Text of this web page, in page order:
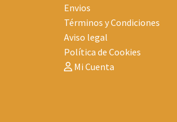
Envios
Términos y Condiciones
Aviso legal
Política de Cookies
Mi Cuenta